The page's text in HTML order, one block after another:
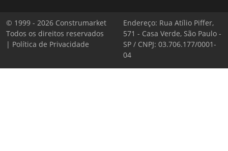
© 1999 - 2026 Construmarket
Todos os direitos reservados
| Política de Privacidade
Endereço: Rua Atílio Piffer,
571 - Casa Verde, São Paulo -
SP / CNPJ: 03.706.177/0001-
04